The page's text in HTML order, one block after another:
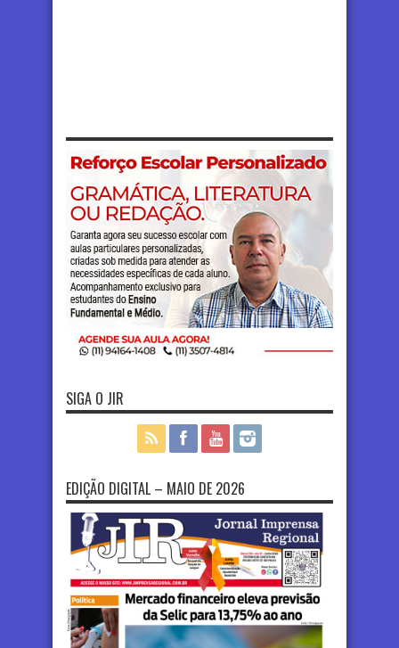
SIGA O JIR
EDIÇÃO DIGITAL – MAIO DE 2026